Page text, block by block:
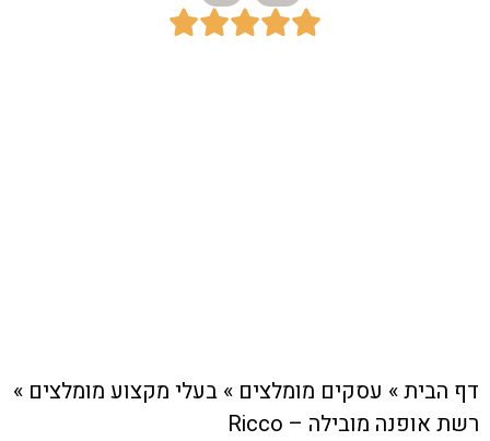





דף הבית» עסקים מומלצים » בעלי מקצוע מומלצים »
רשת אופנה מובילה – Ricco